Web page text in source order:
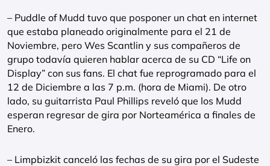
– Puddle of Mudd tuvo que posponer un chat en internet
que estaba planeado originalmente para el 21 de
Noviembre, pero Wes Scantlin y sus compañeros de
grupo todavía quieren hablar acerca de su CD “Life on
Display” con sus fans. El chat fue reprogramado para el
12 de Diciembre a las 7 p.m. (hora de Miami). De otro
lado, su guitarrista Paul Phillips reveló que los Mudd
esperan regresar de gira por Norteamérica a finales de
Enero.
– Limpbizkit canceló las fechas de su gira por el Sudeste